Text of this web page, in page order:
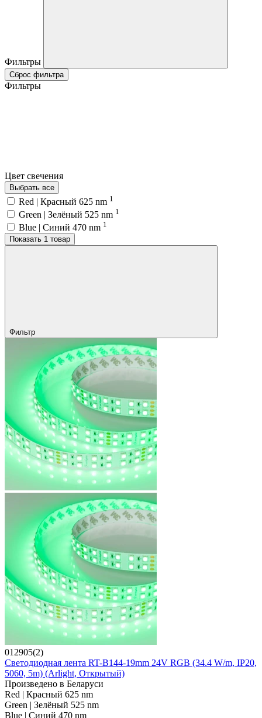
Фильтры
Сброс фильтра
Фильтры
Цвет свечения
Выбрать все
Red | Красный 625 nm 1
Green | Зелёный 525 nm 1
Blue | Синий 470 nm 1
Показать 1 товар
Фильтр
012905(2)
Светодиодная лента RT-B144-19mm 24V RGB (34.4 W/m, IP20,
5060, 5m) (Arlight, Открытый)
Произведено в Беларуси
Red | Красный 625 nm
Green | Зелёный 525 nm
Blue | Синий 470 nm